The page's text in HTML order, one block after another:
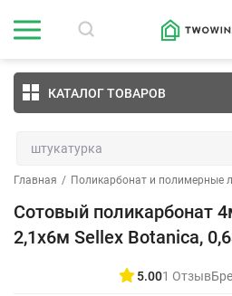
КАТАЛОГ ТОВАРОВ
Главная / Поликарбонат и полимерные
Сотовый поликарбонат
2,1х6м Sellex Botanica,
5.001 Отзыв